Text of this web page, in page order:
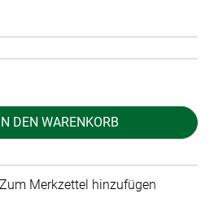
Wert ein
DEN WARENKORB
Zum Merkzettel hinzufügen